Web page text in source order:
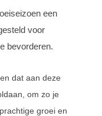
een
voor
bevorderen.
dat aan deze
om zo je
groei en